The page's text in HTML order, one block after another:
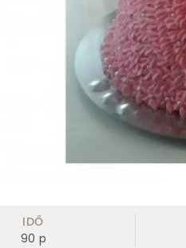
IDŐ
90 p